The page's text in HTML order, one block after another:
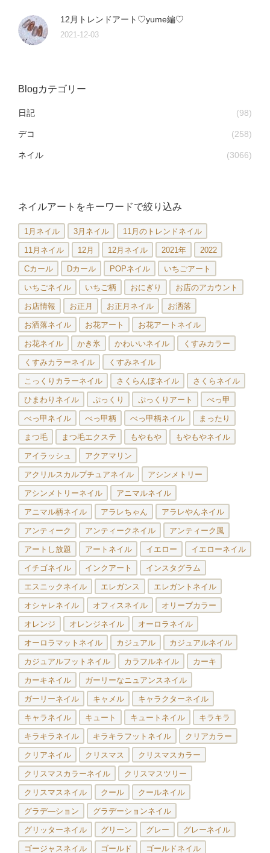
12月トレンドアート♡yume編♡
2021-12-03
Blogカテゴリー
日記 (98)
デコ (258)
ネイル (3066)
ネイルアートをキーワードで絞り込み
1月ネイル 3月ネイル 11月のトレンドネイル
11月ネイル 12月 12月ネイル 2021年 2022
Cカール Dカール POPネイル いちごアート
いちごネイル いちご柄 おにぎり お店のアカウント
お店情報 お正月 お正月ネイル お洒落
お洒落ネイル お花アート お花アートネイル
お花ネイル かき氷 かわいいネイル くすみカラー
くすみカラーネイル くすみネイル
こっくりカラーネイル さくらんぼネイル さくらネイル
ひまわりネイル ぷっくり ぷっくりアート べっ甲
べっ甲ネイル べっ甲柄 べっ甲柄ネイル まったり
まつ毛 まつ毛エクステ もやもや もやもやネイル
アイラッシュ アクアマリン
アクリルスカルプチュアネイル アシンメトリー
アシンメトリーネイル アニマルネイル
アニマル柄ネイル アラレちゃん アラレやんネイル
アンティーク アンティークネイル アンティーク風
アートし放題 アートネイル イエロー イエローネイル
イチゴネイル インクアート インスタグラム
エスニックネイル エレガンス エレガントネイル
オシャレネイル オフィスネイル オリーブカラー
オレンジ オレンジネイル オーロラネイル
オーロラマットネイル カジュアル カジュアルネイル
カジュアルフットネイル カラフルネイル カーキ
カーキネイル ガーリーなニュアンスネイル
ガーリーネイル キャメル キャラクターネイル
キャラネイル キュート キュートネイル キラキラ
キラキラネイル キラキラフットネイル クリアカラー
クリアネイル クリスマス クリスマスカラー
クリスマスカラーネイル クリスマスツリー
クリスマスネイル クール クールネイル
グラデ―ション グラデーションネイル
グリッターネイル グリーン グレー グレーネイル
ゴージャスネイル ゴールド ゴールドネイル